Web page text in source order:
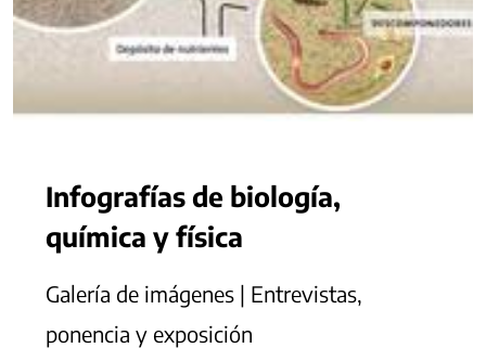
Infografías de biología,
química y física
Galería de imágenes | Entrevistas,
ponencia y exposición